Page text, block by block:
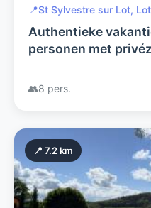
📍St Sylvestre sur Lot,
Authentieke
personen met
👥8 pers.
📍 7.2 km